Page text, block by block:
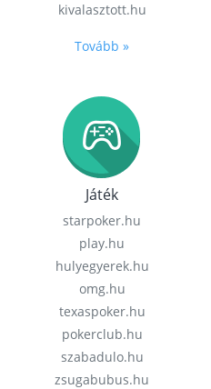
kivalasztott.hu
Tovább »
Játék
starpoker.hu
play.hu
hulyegyerek.hu
omg.hu
texaspoker.hu
pokerclub.hu
szabadulo.hu
zsugabubus.hu